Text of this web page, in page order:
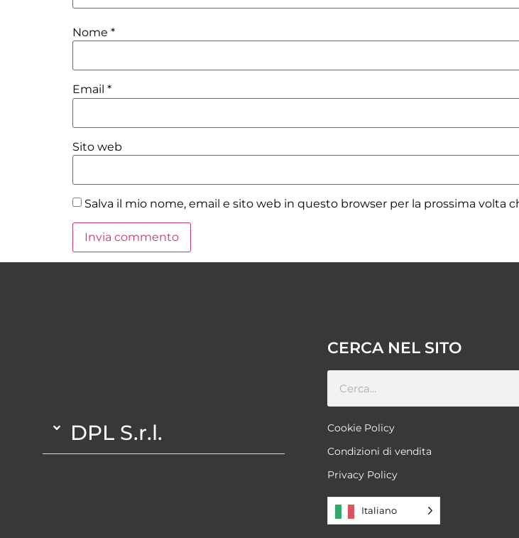
Nome *
Email *
Sito web
Salva il mio nome, email e sito web in questo browser per la prossima volta
DPL S.r.l.
CERCA NEL SITO
Cookie Policy
Condizioni di vendita
Privacy Policy
Italiano